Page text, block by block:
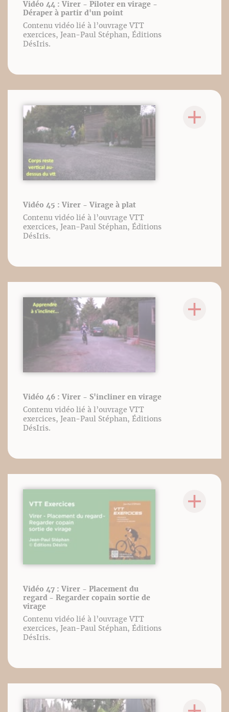
Vidéo 44 : Virer - Piloter en virage -
Déraper à partir d'un point
Contenu vidéo lié à l’ouvrage VTT
exercices, Jean-Paul Stéphan, Éditions
DésIris.
Vidéo 45 : Virer - Virage à plat
Contenu vidéo lié à l’ouvrage VTT
exercices, Jean-Paul Stéphan, Éditions
DésIris.
Vidéo 46 : Virer - S'incliner en virage
Contenu vidéo lié à l’ouvrage VTT
exercices, Jean-Paul Stéphan, Éditions
DésIris.
Vidéo 47 : Virer - Placement du
regard - Regarder copain sortie de
virage
Contenu vidéo lié à l’ouvrage VTT
exercices, Jean-Paul Stéphan, Éditions
DésIris.